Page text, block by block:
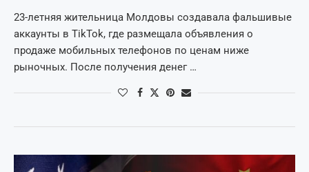
23-летняя жительница Молдовы создавала фальшивые
аккаунты в TikTok, где размещала объявления о
продаже мобильных телефонов по ценам ниже
рыночных. После получения денег …